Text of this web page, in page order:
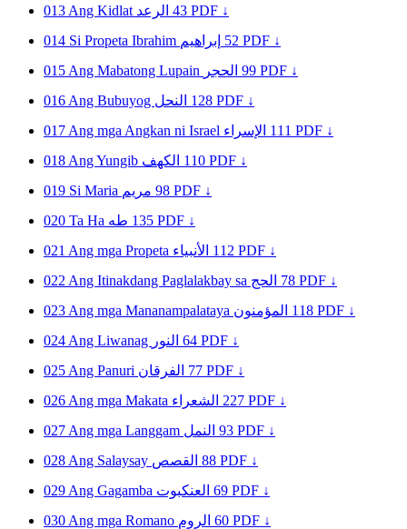
013 Ang Kidlat الرعد 43 PDF ↓
014 Si Propeta Ibrahim إبراهيم 52 PDF ↓
015 Ang Mabatong Lupain الحجر 99 PDF ↓
016 Ang Bubuyog النحل 128 PDF ↓
017 Ang mga Angkan ni Israel الإسراء 111 PDF ↓
018 Ang Yungib الكهف 110 PDF ↓
019 Si Maria مريم 98 PDF ↓
020 Ta Ha طه 135 PDF ↓
021 Ang mga Propeta الأنبياء 112 PDF ↓
022 Ang Itinakdang Paglalakbay sa الحج 78 PDF ↓
023 Ang mga Mananampalataya المؤمنون 118 PDF ↓
024 Ang Liwanag النور 64 PDF ↓
025 Ang Panuri الفرقان 77 PDF ↓
026 Ang mga Makata الشعراء 227 PDF ↓
027 Ang mga Langgam النمل 93 PDF ↓
028 Ang Salaysay القصص 88 PDF ↓
029 Ang Gagamba العنكبوت 69 PDF ↓
030 Ang mga Romano الروم 60 PDF ↓